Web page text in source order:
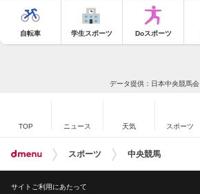
自転車 学生スポーツ Doスポーツ
データ提供：日本中央競馬会
TOP ニュース 天気 スポーツ
スポーツ 中央競馬
サイトご利用にあたって